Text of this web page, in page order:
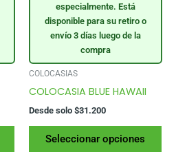
Este
producto
especialmente. Está
disponible para su retiro o
envío 3 días luego de la
compra
COLOCASIAS
COLOCASIA BLUE HAWAII
Desde solo $31.200
Seleccionar opciones